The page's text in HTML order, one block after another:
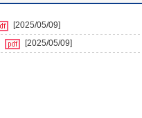
[2025/05/09]
[2025/05/09]